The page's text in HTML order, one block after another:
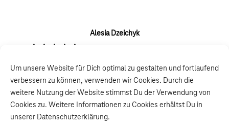
Um unsere Website für Dich optimal zu gestalten und fortlaufend
verbessern zu können, verwenden wir Cookies. Durch die
weitere Nutzung der Website stimmst Du der Verwendung von
Cookies zu. Weitere Informationen zu Cookies erhältst Du in
unserer Datenschutzerklärung.
Alesia Dzeichyk
Super service